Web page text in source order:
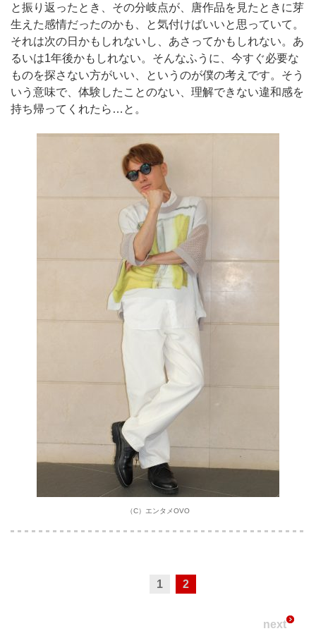
と振り返ったとき、その分岐点が、唐作品を見たときに芽
生えた感情だったのかも、と気付けばいいと思っていて。
それは次の日かもしれないし、あさってかもしれない。あ
るいは1年後かもしれない。そんなふうに、今すぐ必要な
ものを探さない方がいい、というのが僕の考えです。そう
いう意味で、体験したことのない、理解できない違和感を
持ち帰ってくれたら…と。
（C）エンタメOVO
1 2
next